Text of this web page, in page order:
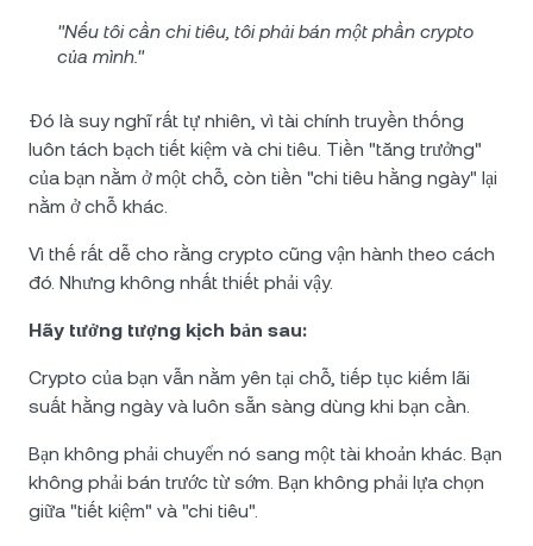
"Nếu tôi cần chi tiêu, tôi phải bán một phần crypto
của mình."
Đó là suy nghĩ rất tự nhiên, vì tài chính truyền thống
luôn tách bạch tiết kiệm và chi tiêu. Tiền "tăng trưởng"
của bạn nằm ở một chỗ, còn tiền "chi tiêu hằng ngày" lại
nằm ở chỗ khác.
Vì thế rất dễ cho rằng crypto cũng vận hành theo cách
đó. Nhưng không nhất thiết phải vậy.
Hãy tưởng tượng kịch bản sau:
Crypto của bạn vẫn nằm yên tại chỗ, tiếp tục kiếm lãi
suất hằng ngày và luôn sẵn sàng dùng khi bạn cần.
Bạn không phải chuyển nó sang một tài khoản khác. Bạn
không phải bán trước từ sớm. Bạn không phải lựa chọn
giữa "tiết kiệm" và "chi tiêu".